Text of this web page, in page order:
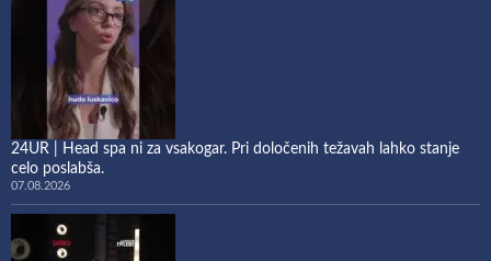
24UR | Head spa ni za vsakogar. Pri določenih težavah lahko stanje
celo poslabša.
07.08.2026